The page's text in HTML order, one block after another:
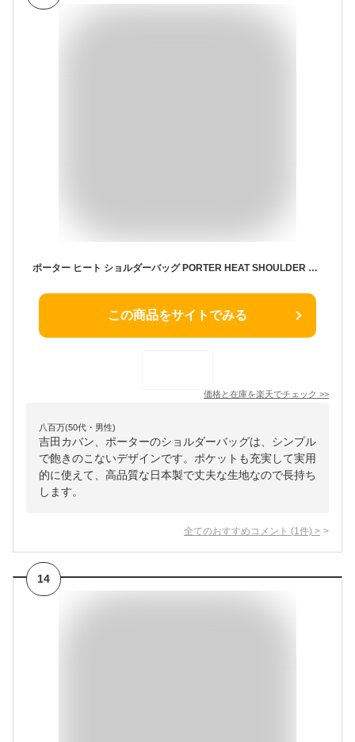
ポーター ヒート ショルダーバッグ PORTER HEAT SHOULDER BAG 703-06973 吉田カバン ビジネスバッグ A4 メンズ 男性 斜めがけ 通勤 通学 大容量 バリスターナイロン 丈夫 マグライト 日本製
この商品をサイトでみる
価格と在庫を楽天でチェック >>
八百万(50代・男性)
吉田カバン、ポーターのショルダーバッグは、シンプル
で飽きのこないデザインです。ポケットも充実して実用
的に使えて、高品質な日本製で丈夫な生地なので長持ち
します。
全てのおすすめコメント (1 件) >
14